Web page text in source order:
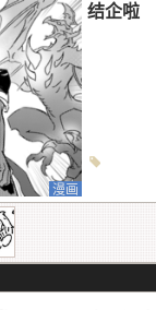
漫画
结企啦